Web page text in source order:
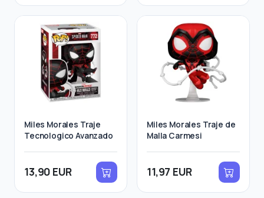
Miles Morales Traje
Tecnologico Avanzado
13,90 EUR
Miles Morales Traje de
Malla Carmesi
11,97 EUR